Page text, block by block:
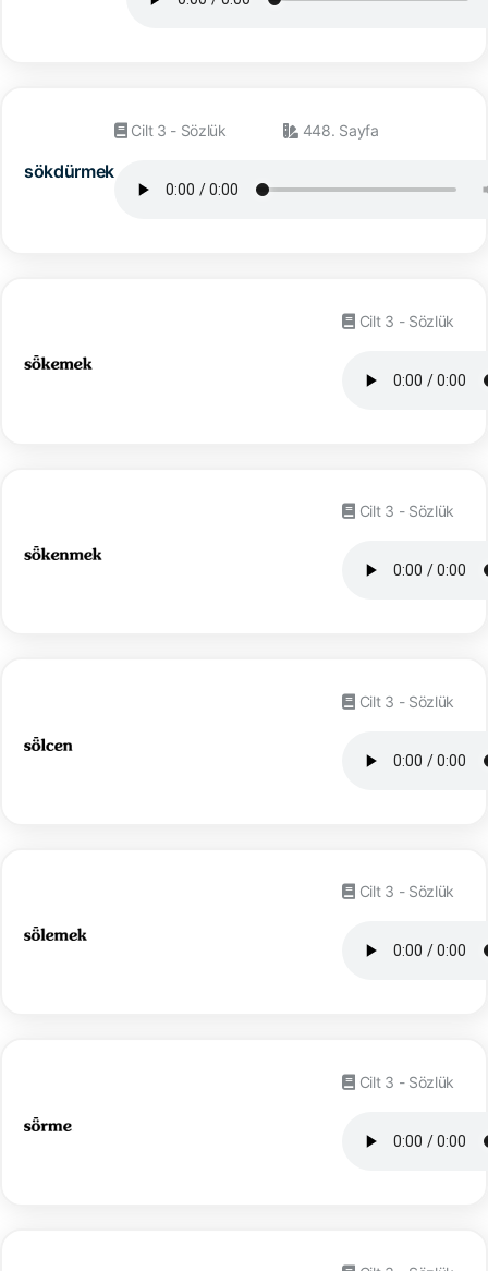
sökdürmek
Cilt 3 - Sözlük 448. Sayfa
Cilt 3 - Sözlük
Cilt 3 - Sözlük
Cilt 3 - Sözlük
Cilt 3 - Sözlük
Cilt 3 - Sözlük